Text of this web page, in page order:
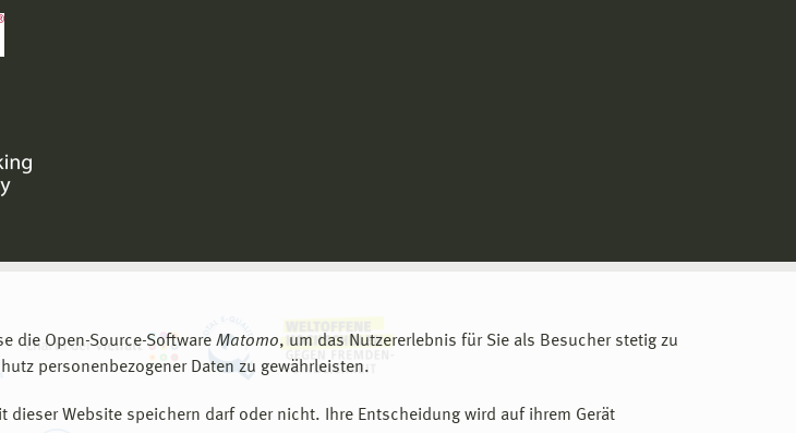
die Open-Source-Software Matomo, um das Nutzererlebnis für Sie als Besucher stetig zu
personenbezogener Daten zu gewährleisten.
Website speichern darf oder nicht. Ihre Entscheidung wird auf ihrem Gerät